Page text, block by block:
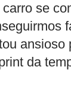
se
ansioso
da